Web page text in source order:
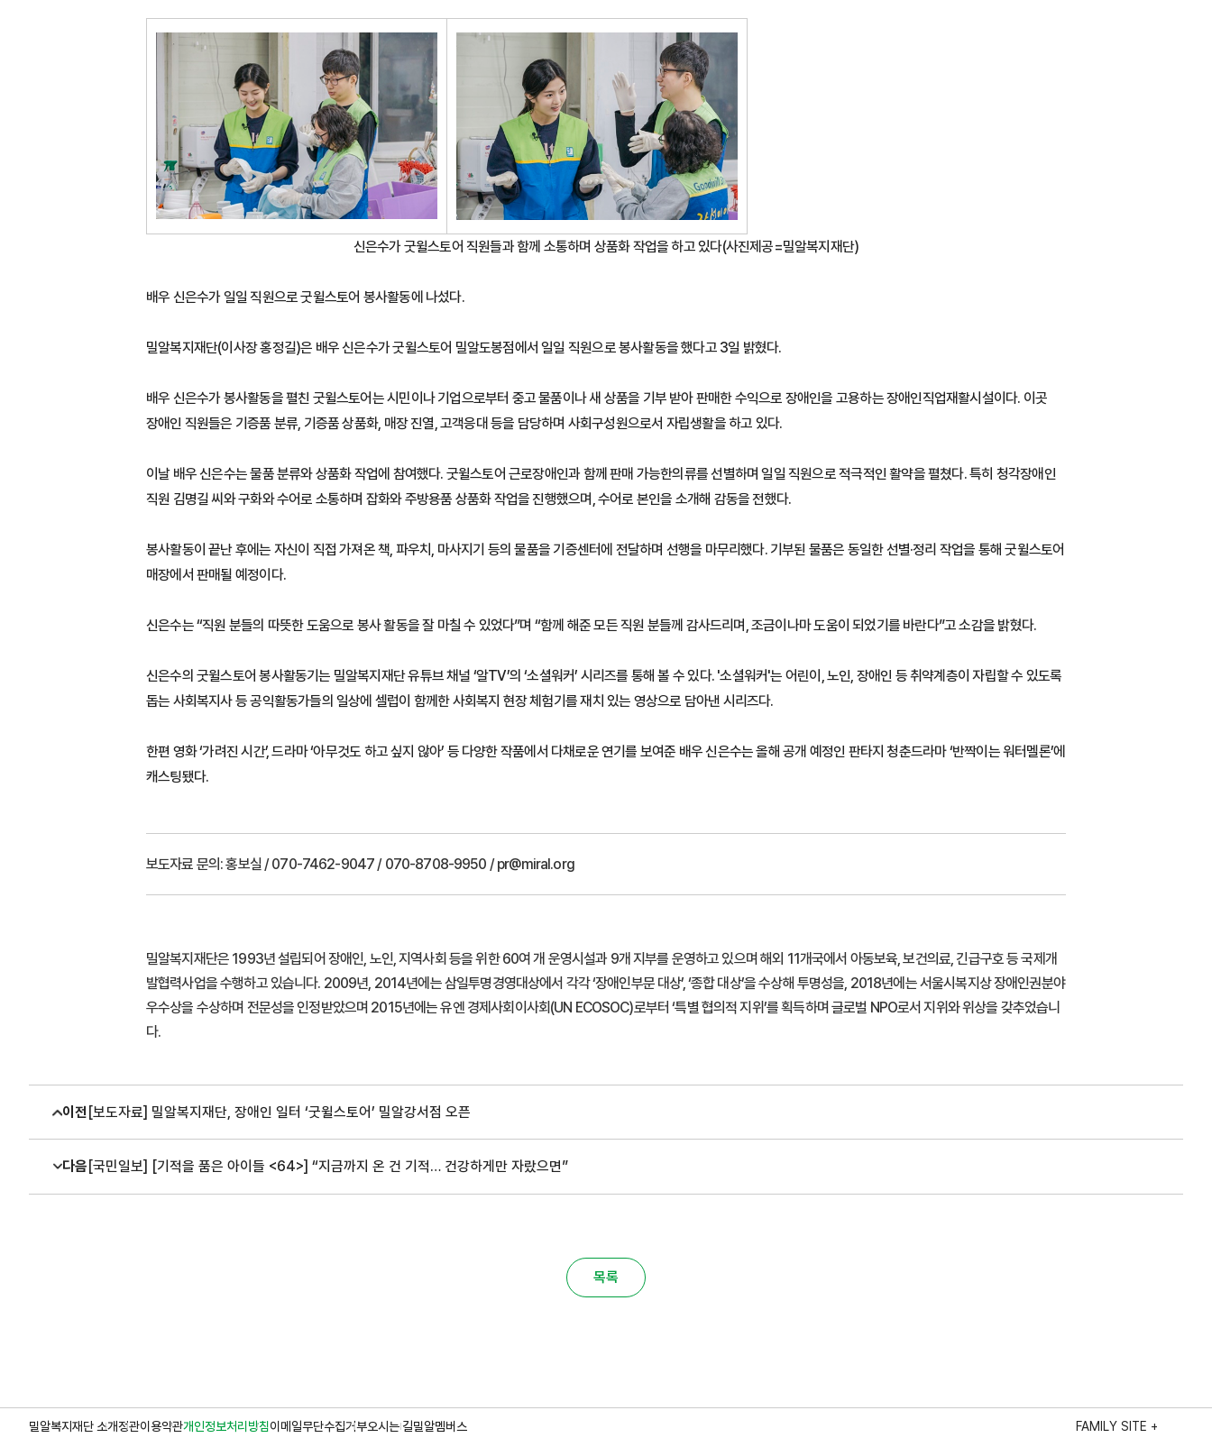
신은수가 굿윌스토어 직원들과 함께 소통하며 상품화 작업을 하고 있다(사진제공=밀알복지재단)
배우 신은수가 일일 직원으로 굿윌스토어 봉사활동에 나섰다.
밀알복지재단(이사장 홍정길)은 배우 신은수가 굿윌스토어 밀알도봉점에서 일일 직원으로 봉사활동을 했다고 3일 밝혔다.
배우 신은수가 봉사활동을 펼친 굿윌스토어는 시민이나 기업으로부터 중고 물품이나 새 상품을 기부 받아 판매한 수익으로 장애인을 고용하는 장애인직업재활시설이다. 이곳
장애인 직원들은 기증품 분류, 기증품 상품화, 매장 진열, 고객응대 등을 담당하며 사회구성원으로서 자립생활을 하고 있다.
이날 배우 신은수는 물품 분류와 상품화 작업에 참여했다. 굿윌스토어 근로장애인과 함께 판매 가능한의류를 선별하며 일일 직원으로 적극적인 활약을 펼쳤다. 특히 청각장애인
직원 김명길 씨와 구화와 수어로 소통하며 잡화와 주방용품 상품화 작업을 진행했으며, 수어로 본인을 소개해 감동을 전했다.
봉사활동이 끝난 후에는 자신이 직접 가져온 책, 파우치, 마사지기 등의 물품을 기증센터에 전달하며 선행을 마무리했다. 기부된 물품은 동일한 선별·정리 작업을 통해 굿윌스토어
매장에서 판매될 예정이다.
신은수는 “직원 분들의 따뜻한 도움으로 봉사 활동을 잘 마칠 수 있었다”며 “함께 해준 모든 직원 분들께 감사드리며, 조금이나마 도움이 되었기를 바란다”고 소감을 밝혔다.
신은수의 굿윌스토어 봉사활동기는 밀알복지재단 유튜브 채널 ‘알TV’의 ‘소셜워커’ 시리즈를 통해 볼 수 있다. '소셜워커'는 어린이, 노인, 장애인 등 취약계층이 자립할 수 있도록
돕는 사회복지사 등 공익활동가들의 일상에 셀럽이 함께한 사회복지 현장 체험기를 재치 있는 영상으로 담아낸 시리즈다.
한편 영화 ‘가려진 시간’, 드라마 ‘아무것도 하고 싶지 않아’ 등 다양한 작품에서 다채로운 연기를 보여준 배우 신은수는 올해 공개 예정인 판타지 청춘드라마 ‘반짝이는 워터멜론’에
캐스팅됐다.
보도자료 문의:홍보실 / 070-7462-9047 / 070-8708-9950 / pr@miral.org
밀알복지재단은 1993년 설립되어 장애인, 노인, 지역사회 등을 위한 60여 개 운영시설과 9개 지부를 운영하고 있으며 해외 11개국에서 아동보육, 보건의료, 긴급구호 등 국제개
발협력사업을 수행하고 있습니다. 2009년, 2014년에는 삼일투명경영대상에서 각각 ‘장애인부문 대상’, ‘종합 대상’을 수상해 투명성을, 2018년에는 서울시복지상 장애인권분야
우수상을 수상하며 전문성을 인정받았으며 2015년에는 유엔 경제사회이사회(UN ECOSOC)로부터 ‘특별 협의적 지위’를 획득하며 글로벌 NPO로서 지위와 위상을 갖추었습니
다.
이전 [보도자료] 밀알복지재단, 장애인 일터 ‘굿윌스토어’ 밀알강서점 오픈
다음 [국민일보] [기적을 품은 아이들 <64>] “지금까지 온 건 기적… 건강하게만 자랐으면”
목록
밀알복지재단 소개정관이용약관개인정보처리방침이메일무단수집거부오시는 길밀알멤버스 FAMILY SITE +